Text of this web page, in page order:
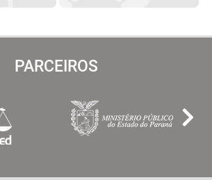
PARCEIROS